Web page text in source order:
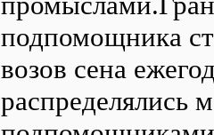
подпомощника
возов сена
распределялись